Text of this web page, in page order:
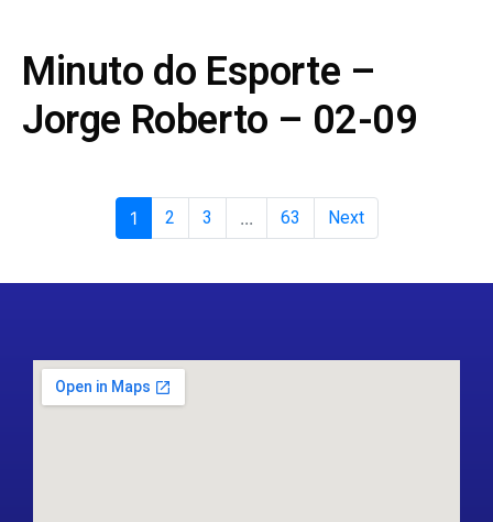
Minuto do Esporte –
Jorge Roberto – 02-09
1 2 3 ... 63 Next